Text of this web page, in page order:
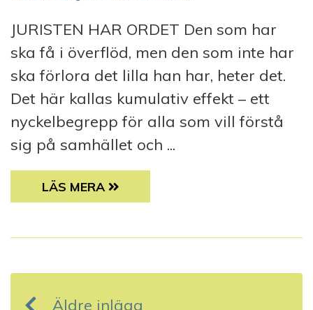
JURISTEN HAR ORDET Den som har
ska få i överflöd, men den som inte har
ska förlora det lilla han har, heter det.
Det här kallas kumulativ effekt – ett
nyckelbegrepp för alla som vill förstå
sig på samhället och ...
JURISTEN HAR ORDET:
LÄS MERA
n
Äldre inlägg